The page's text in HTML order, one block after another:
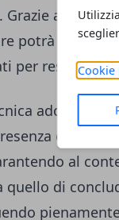
Cookie
Grazie alla
potrà essere
per residenti e
adottata
del
al
quello di